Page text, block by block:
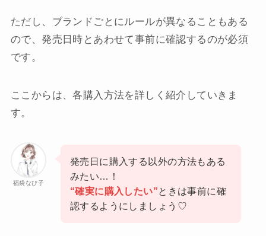
ただし、ブランドごとにルールが異なることもある
ので、発売日時とあわせて事前に確認するのが必須
です。
ここからは、各購入方法を詳しく紹介していきま
す。
福袋なび子
発売日に購入する以外の方法もある
みたい…！
“確実に購入したい”ときは事前に確
認するようにしましょう♡